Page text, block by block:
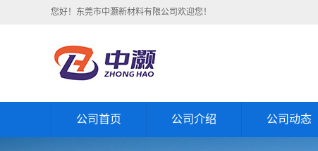
您好！东莞市中灏新材料有限公司欢迎您！
公司首页 公司介绍 公司动态